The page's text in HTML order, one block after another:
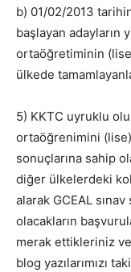
b) 01/02/2013
başlayan adayların
ortaöğretiminin
ülkede
5) KKTC uyruklu
ortaöğrenimini (lise)
sonuçlarına sahip
diğer ülkelerdeki
alarak GCEAL
olacakların
merak ettikleriniz
blog yazılarımızı